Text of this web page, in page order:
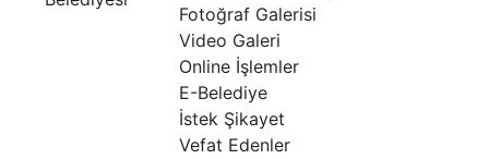
Fotoğraf Galerisi
Video Galeri
Online İşlemler
E-Belediye
İstek Şikayet
Vefat Edenler